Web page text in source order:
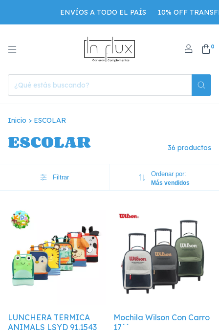
ENVÍOS A TODO EL PAÍS 10% OFF
0
Inicio > ESCOLAR
ESCOLAR 36 productos
Filtrar Ordenar por:
Más vendidos
LUNCHERA TERMICA
ANIMALS LSYD 91.1543
Mochila Wilson Con Carro
17´´